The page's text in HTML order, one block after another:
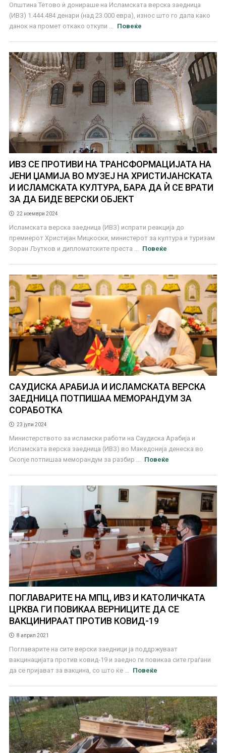
Општина Тетово ѝ донираше на Исламската верска заедница
(ИВЗ) 1.444.484 денари (над 23.000 евра), износ што го дала како
данок на промет откако откупи ...
Повеќе
ИВЗ СЕ ПРОТИВИ НА ТРАНСФОРМАЦИЈАТА НА
ЈЕНИ ЏАМИЈА ВО МУЗЕЈ НА ХРИСТИЈАНСКАТА
И ИСЛАМСКАТА КУЛТУРА, БАРА ДА Ѝ СЕ ВРАТИ
ЗА ДА БИДЕ ВЕРСКИ ОБЈЕКТ
22 ноември 2024
Исламската верска заедница (ИВЗ) испрати реакција до
премиерот Христијан Мицкоски, министерот за култура и туризам
Зоран Љутков и дипломатските преста ...
Повеќе
САУДИСКА АРАБИЈА И ИСЛАМСКАТА ВЕРСКА
ЗАЕДНИЦА ПОТПИШАА МЕМОРАНДУМ ЗА
СОРАБОТКА
23 јули 2024
Министерството за исламски работи на Саудиска Арабија и
Исламската верска заедница (ИВЗ) во Македонија денеска во
Скопје потпишаа меморандум за разбир ...
Повеќе
ПОГЛАВАРИТЕ НА МПЦ, ИВЗ И КАТОЛИЧКАТА
ЦРКВА ГИ ПОВИКАА ВЕРНИЦИТЕ ДА СЕ
ВАКЦИНИРААТ ПРОТИВ КОВИД-19
8 април 2021
Поглаварите на сите верски заедници ја поддржуваат
вакцинацијата против ковид-19 и заеднo ги повикаа сите граѓани
да се пријават за вакцина, со што ќе ...
Повеќе